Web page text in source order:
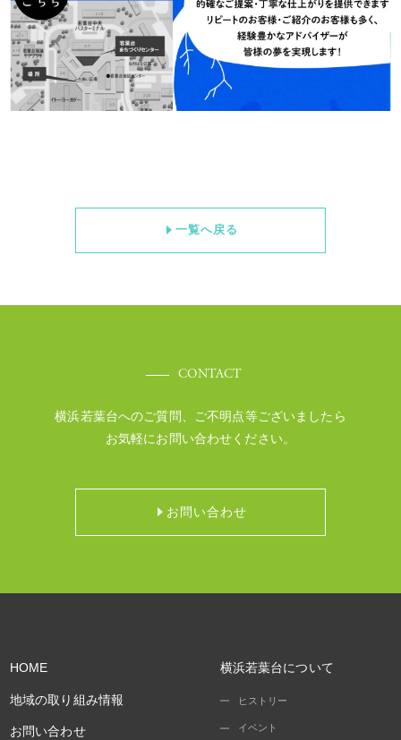
一覧へ戻る
CONTACT
横浜若葉台へのご質問、ご不明点等ございましたら
お気軽にお問い合わせください。
お問い合わせ
HOME
地域の取り組み情報
お問い合わせ
横浜若葉台について
ヒストリー
イベント